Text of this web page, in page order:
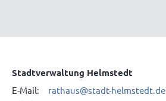
Stadtverwaltung Helmstedt
E-Mail: rathaus@stadt-helmstedt.de